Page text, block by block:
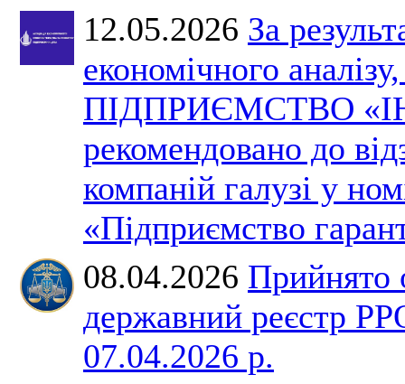
12.05.2026 За
економічного
ПІДПРИЄМСТВО
рекомендовано до
компаній галузі у
«Підприємство
08.04.2026 Прийнято
державний реєстр
07.04.2026 р.